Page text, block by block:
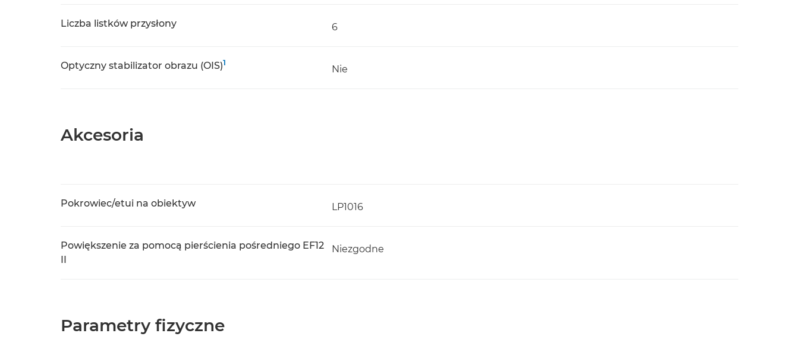
Liczba listków przysłony 6
Optyczny stabilizator obrazu (OIS)1
Nie
Akcesoria
Pokrowiec/etui na obiektyw LP1016
Powiększenie za pomocą pierścienia pośredniego EF12
II
Niezgodne
Parametry fizyczne